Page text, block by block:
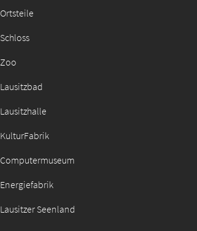
Ortsteile
Schloss
Zoo
Lausitzbad
Lausitzhalle
KulturFabrik
Computermuseum
Energiefabrik
Lausitzer Seenland